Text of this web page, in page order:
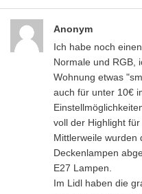
Anonym
Ich habe noch
Normale und RGB,
Wohnung etwas
auch für unter 10€
voll der Highlight
Mittlerweile wurden
Deckenlampen
E27 Lampen.
Im Lidl haben die